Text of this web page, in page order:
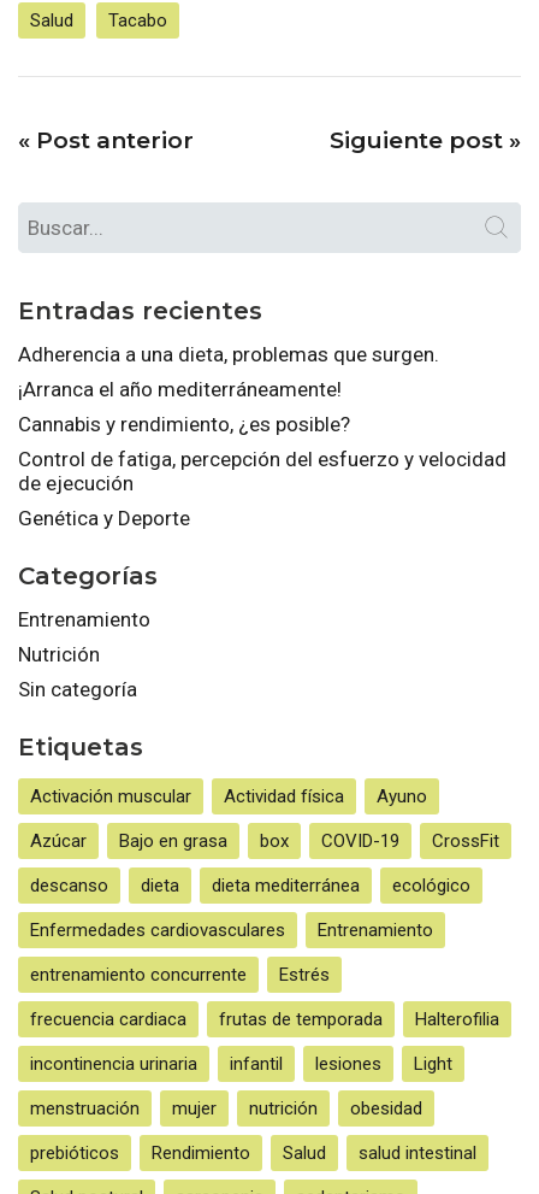
Salud Tacabo
« Post anterior Siguiente post »
Entradas recientes
Adherencia a una dieta, problemas que surgen.
¡Arranca el año mediterráneamente!
Cannabis y rendimiento, ¿es posible?
Control de fatiga, percepción del esfuerzo y velocidad
de ejecución
Genética y Deporte
Categorías
Entrenamiento
Nutrición
Sin categoría
Etiquetas
Activación muscular Actividad física Ayuno
Azúcar Bajo en grasa box COVID-19 CrossFit
descanso dieta dieta mediterránea ecológico
Enfermedades cardiovasculares Entrenamiento
entrenamiento concurrente Estrés
frecuencia cardiaca frutas de temporada Halterofilia
incontinencia urinaria infantil lesiones Light
menstruación mujer nutrición obesidad
prebióticos Rendimiento Salud salud intestinal